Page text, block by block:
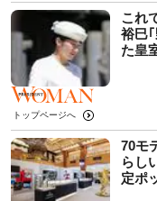
これ
裕巳
た皇
トップページへ
70モ
らし
定ポ